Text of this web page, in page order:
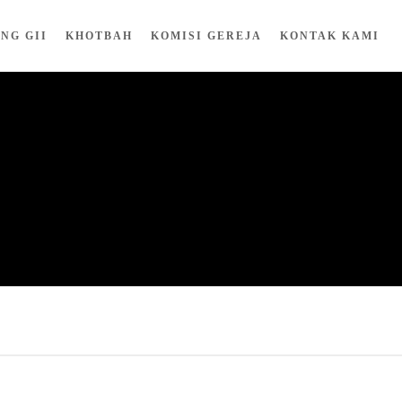
GII KHOTBAH KOMISI GEREJA KONTAK KAMI